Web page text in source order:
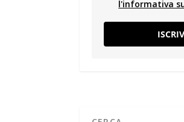
l'informativa